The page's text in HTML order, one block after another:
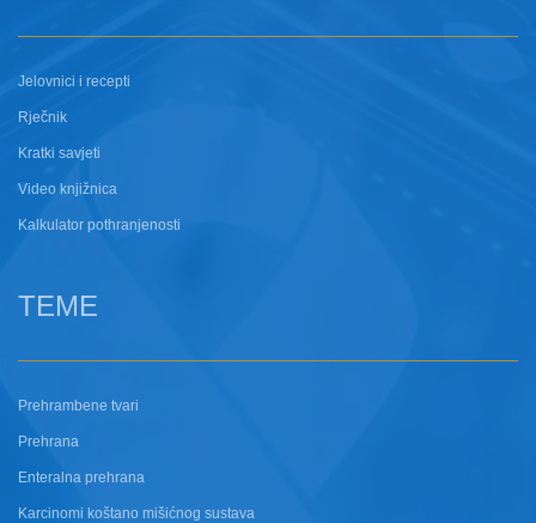
Jelovnici i recepti
Rječnik
Kratki savjeti
Video knjižnica
Kalkulator pothranjenosti
TEME
Prehrambene tvari
Prehrana
Enteralna prehrana
Karcinomi koštano mišićnog sustava